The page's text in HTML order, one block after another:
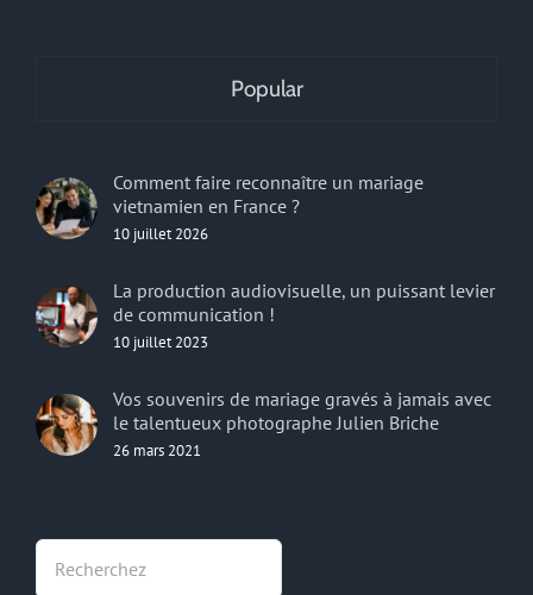
Popular
Comment faire reconnaître un mariage
vietnamien en France ?
10 juillet 2026
La production audiovisuelle, un puissant levier
de communication !
10 juillet 2023
Vos souvenirs de mariage gravés à jamais avec
le talentueux photographe Julien Briche
26 mars 2021